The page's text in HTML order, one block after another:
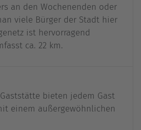
an den Wochenenden oder
viele Bürger der Stadt hier
ist hervorragend
ca. 22 km.
bieten jedem Gast
einem außergewöhnlichen